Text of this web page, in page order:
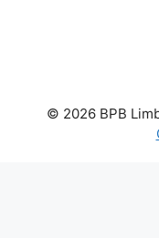
© 2026 BPB